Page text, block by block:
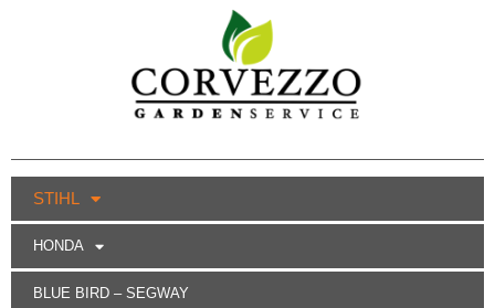
STIHL
HONDA
BLUE BIRD – SEGWAY